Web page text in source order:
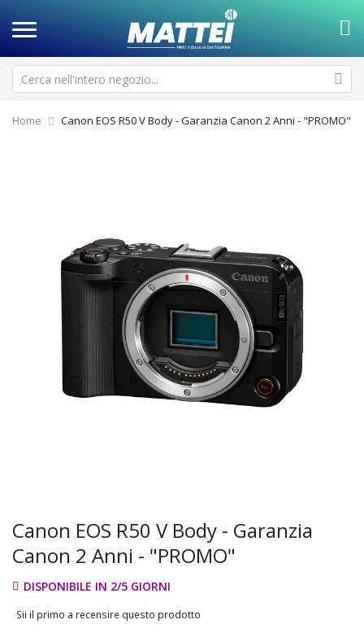
Home Canon EOS R50 V Body - Garanzia Canon 2 Anni - "PROMO"
Canon EOS R50 V Body - Garanzia
Canon 2 Anni - "PROMO"
DISPONIBILE IN 2/5 GIORNI
Sii il primo a recensire questo prodotto